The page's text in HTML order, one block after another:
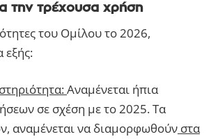
την τρέχουσα χρήση
του Ομίλου το 2026,
εξής:
Αναμένεται ήπια
σε σχέση με το 2025. Τα
αναμένεται να διαμορφωθούν στα